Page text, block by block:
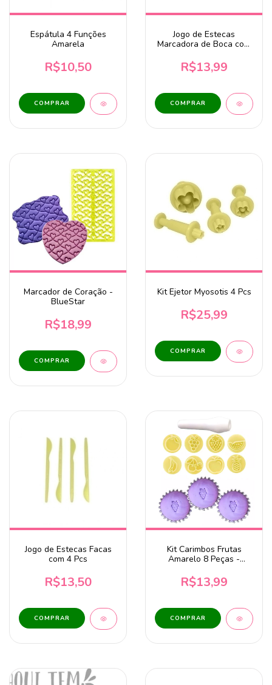
Espátula 4 Funções
Amarela
R$10,50
Jogo de Estecas
Marcadora de Boca com
R$13,99
Marcador de Coração -
BlueStar
R$18,99
Kit Ejetor Myosotis 4 Pcs
R$25,99
Jogo de Estecas Facas
com 4 Pcs
R$13,50
Kit Carimbos Frutas
Amarelo 8 Peças -
R$13,99